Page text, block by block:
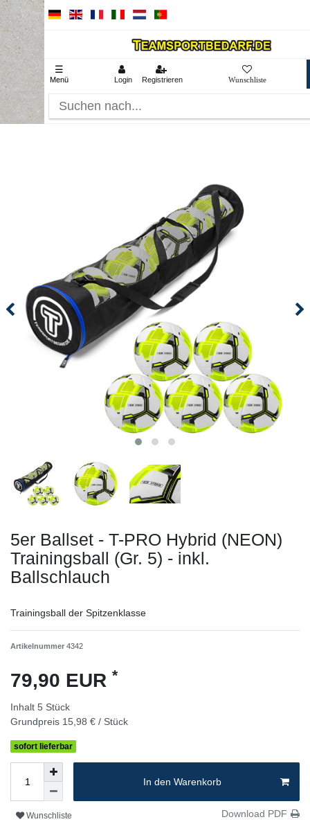
☰
Menü Login Registrieren
5er Ballset - T-PRO Hybrid (NEON)
Trainingsball (Gr. 5) - inkl.
Ballschlauch
Trainingsball der Spitzenklasse
Artikelnummer 4342
79,90 EUR *
Inhalt 5 Stück
Grundpreis 15,98 € / Stück
sofort lieferbar
In den Warenkorb
Wunschliste Download PDF